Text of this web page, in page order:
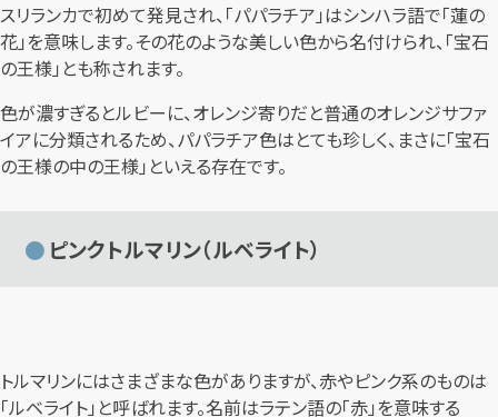
スリランカで初めて発見され、「パパラチア」はシンハラ語で「蓮の
花」を意味します。その花のような美しい色から名付けられ、「宝石
の王様」とも称されます。
色が濃すぎるとルビーに、オレンジ寄りだと普通のオレンジサファ
イアに分類されるため、パパラチア色はとても珍しく、まさに「宝石
の王様の中の王様」といえる存在です。
ピンクトルマリン（ルベライト）
トルマリンにはさまざまな色がありますが、赤やピンク系のものは
「ルベライト」と呼ばれます。名前はラテン語の「赤」を意味する